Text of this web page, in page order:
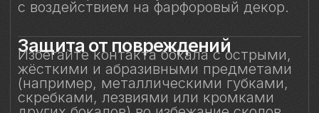
Сертификация и
Изделие прошло все необходимые
испытания и имеет сертификаты
соответствия. Бокал безопасен для
контакта с пищевыми продуктами
и может использоваться по прямому
назначению.